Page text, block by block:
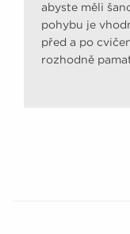
abyste měli
pohybu je
před a po
rozhodně